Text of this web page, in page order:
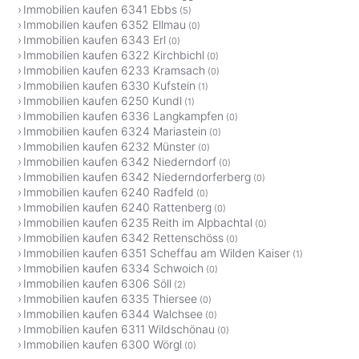
Immobilien kaufen 6341 Ebbs (5)
Immobilien kaufen 6352 Ellmau (0)
Immobilien kaufen 6343 Erl (0)
Immobilien kaufen 6322 Kirchbichl (0)
Immobilien kaufen 6233 Kramsach (0)
Immobilien kaufen 6330 Kufstein (1)
Immobilien kaufen 6250 Kundl (1)
Immobilien kaufen 6336 Langkampfen (0)
Immobilien kaufen 6324 Mariastein (0)
Immobilien kaufen 6232 Münster (0)
Immobilien kaufen 6342 Niederndorf (0)
Immobilien kaufen 6342 Niederndorferberg (0)
Immobilien kaufen 6240 Radfeld (0)
Immobilien kaufen 6240 Rattenberg (0)
Immobilien kaufen 6235 Reith im Alpbachtal (0)
Immobilien kaufen 6342 Rettenschöss (0)
Immobilien kaufen 6351 Scheffau am Wilden Kaiser (1)
Immobilien kaufen 6334 Schwoich (0)
Immobilien kaufen 6306 Söll (2)
Immobilien kaufen 6335 Thiersee (0)
Immobilien kaufen 6344 Walchsee (0)
Immobilien kaufen 6311 Wildschönau (0)
Immobilien kaufen 6300 Wörgl (0)